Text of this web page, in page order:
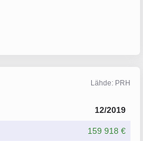
Lähde: PRH
12/2019
159 918 €